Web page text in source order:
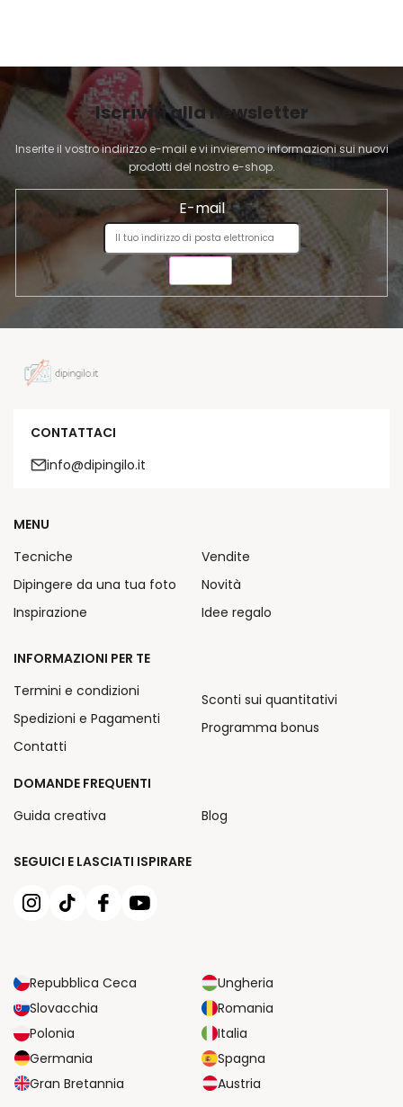
'
e
l
e
n
c
o
G
N
Iscriviti alla newsletter
Inserite il vostro indirizzo e-mail e vi invieremo informazioni sui nuovi
prodotti del nostro e-shop.
E-mail
CONTATTACI
info@dipingilo.it
SEGUICI E LASCIATI ISPIRARE
Repubblica Ceca
Ungheria
Slovacchia
Romania
Polonia
Italia
Germania
Spagna
Gran Bretannia
Austria
MENU
Tecniche
Dipingere da una tua foto
Inspirazione
Vendite
Novità
Idee regalo
INFORMAZIONI PER TE
Termini e condizioni
Spedizioni e Pagamenti
Contatti
Sconti sui quantitativi
Programma bonus
DOMANDE FREQUENTI
Guida creativa
Blog